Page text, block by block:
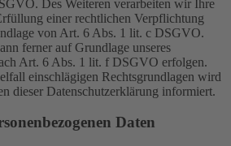
Des Weiteren verarbeiten wir Ihre
einer rechtlichen Verpflichtung
von Art. 6 Abs. 1 lit. c DSGVO.
ferner auf Grundlage unseres
Art. 6 Abs. 1 lit. f DSGVO erfolgen.
einschlägigen Rechtsgrundlagen wird
dieser Datenschutzerklärung informiert.
Daten